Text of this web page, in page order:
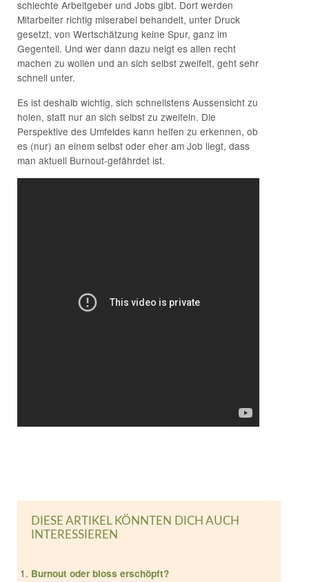
schlechte Arbeitgeber und Jobs gibt. Dort werden
Mitarbeiter richtig miserabel behandelt, unter Druck
gesetzt, von Wertschätzung keine Spur, ganz im
Gegenteil. Und wer dann dazu neigt es allen recht
machen zu wollen und an sich selbst zweifelt, geht sehr
schnell unter.
Es ist deshalb wichtig, sich schnellstens Aussensicht zu
holen, statt nur an sich selbst zu zweifeln. Die
Perspektive des Umfeldes kann helfen zu erkennen, ob
es (nur) an einem selbst oder eher am Job liegt, dass
man aktuell Burnout-gefährdet ist.
DIESE ARTIKEL KÖNNTEN DICH AUCH
INTERESSIEREN
Burnout oder bloss erschöpft?